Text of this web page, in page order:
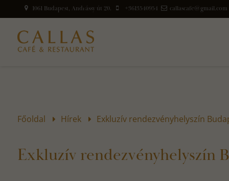
1061 Budapest, Andrássy út 20. +3613540954 callascafe@gmail.com
Főoldal Hírek Exkluzív rendezvényhelyszín
Exkluzív rendezvényhelyszín